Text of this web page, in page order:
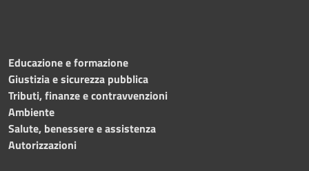
Educazione e formazione
Giustizia e sicurezza pubblica
Tributi, finanze e contravvenzioni
Ambiente
Salute, benessere e assistenza
Autorizzazioni